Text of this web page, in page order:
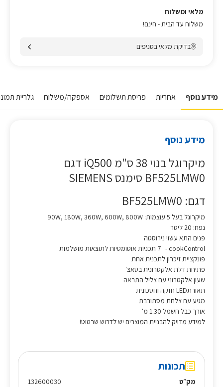
מלאי ומשלוח
משלוח עד הבית - חינם!
בדיקת מלאי בסניפים
מידע נוסף אחריות פריסת תשלומים אספקה/משלוח גלריית
מידע נוסף
מיקרוגל בנוי 38 ס"מ iQ500 דגם
BF525LMW0 סימנס SIEMENS
דגם: BF525LMW0
מיקרוגל בעל 5 עוצמות: 90W, 180W, 360W, 600W, 800W
נפח: 20 ליטר
פנים התא עשוי נירוסטה
cookControl - ת
פונקציית זיכרון לתכנית אחת
פתיחת דלת אלקטרונית בטאצ'
שעון אלקטרוני עם צליל התראה
תאורתLED חזקה וחסכונית
מגיע עם צלחת מסתובבת
אורך כבל חשמל 1.30 מ'
למידע מדויק להבניית המוצרים יש לדרוש שרטוט!
תכונות
מק״ט
132600030